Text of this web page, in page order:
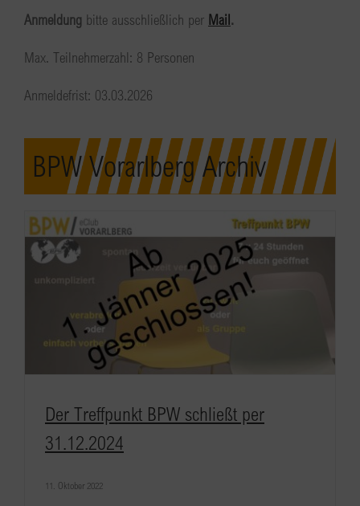
Anmeldung bitte ausschließlich per Mail.
Max. Teilnehmerzahl: 8 Personen
Anmeldefrist: 03.03.2026
BPW Vorarlberg Archiv
Der Treffpunkt BPW schließt per
31.12.2024
11. Oktober 2022